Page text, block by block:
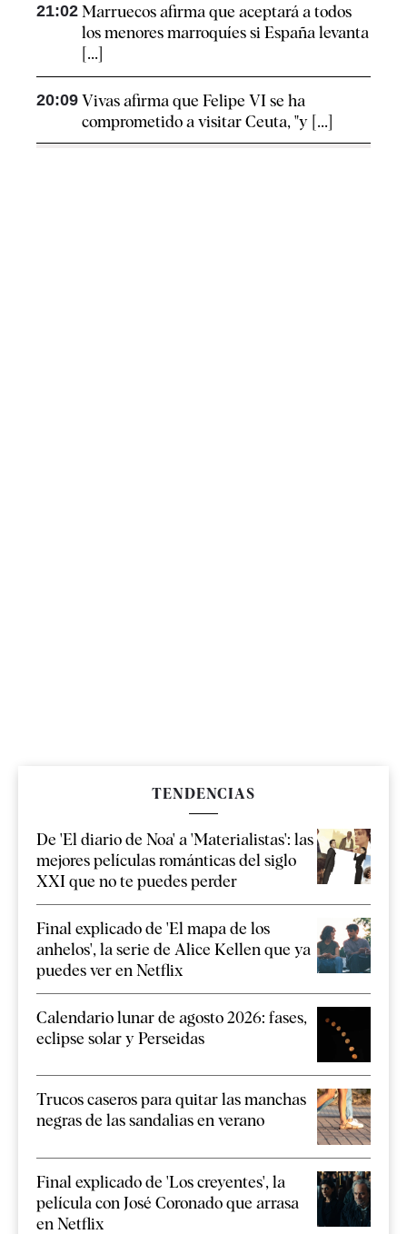
21:02 Marruecos afirma que aceptará a todos
los menores marroquíes si España levanta
[...]
20:09 Vivas afirma que Felipe VI se ha
comprometido a visitar Ceuta, "y [...]
TENDENCIAS
De 'El diario de Noa' a 'Materialistas': las
mejores películas románticas del siglo
XXI que no te puedes perder
Final explicado de 'El mapa de los
anhelos', la serie de Alice Kellen que ya
puedes ver en Netflix
Calendario lunar de agosto 2026: fases,
eclipse solar y Perseidas
Trucos caseros para quitar las manchas
negras de las sandalias en verano
Final explicado de 'Los creyentes', la
película con José Coronado que arrasa
en Netflix